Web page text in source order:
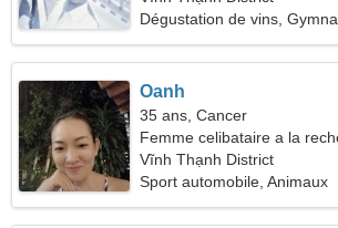
Dégustation de vins,
Oanh
35 ans, Cancer
Femme celibataire a la
Vĩnh Thạnh District
Sport automobile, Animaux